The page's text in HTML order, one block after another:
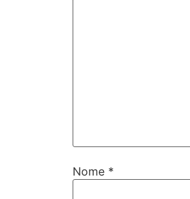
Nome *